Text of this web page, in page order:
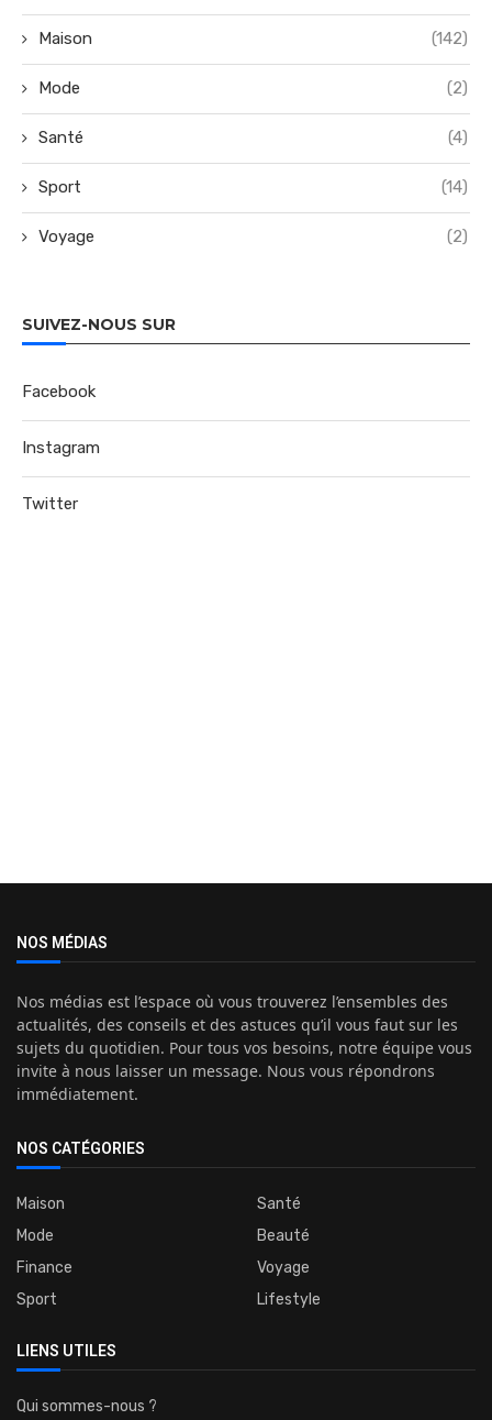
Maison (142)
Mode (2)
Santé (4)
Sport (14)
Voyage (2)
SUIVEZ-NOUS SUR
Facebook
Instagram
Twitter
NOS MÉDIAS
Nos médias est l’espace où vous trouverez l’ensembles des
actualités, des conseils et des astuces qu’il vous faut sur les
sujets du quotidien. Pour tous vos besoins, notre équipe vous
invite à nous laisser un message. Nous vous répondrons
immédiatement.
NOS CATÉGORIES
Maison
Santé
Mode
Beauté
Finance
Voyage
Sport
Lifestyle
LIENS UTILES
Qui sommes-nous ?